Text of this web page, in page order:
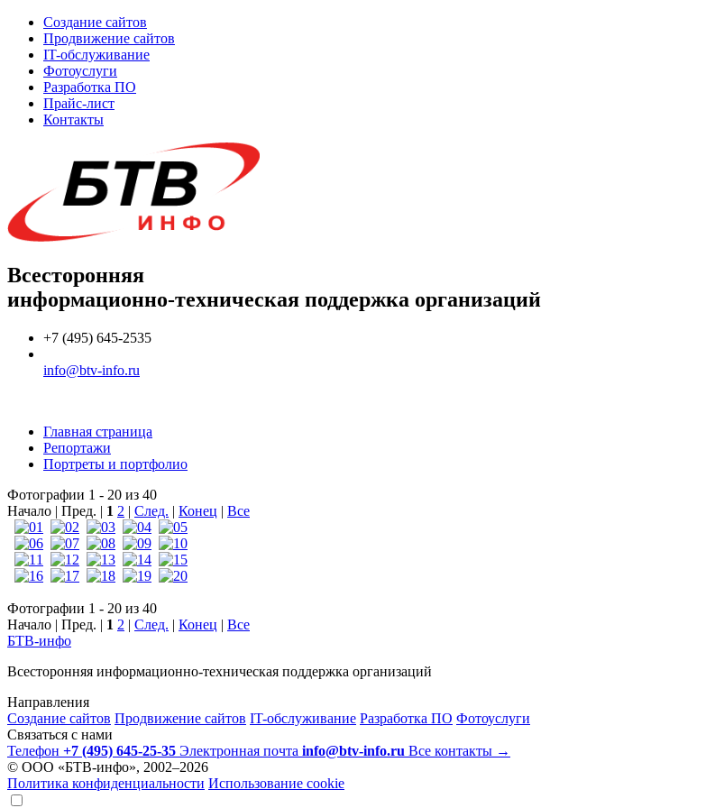
Создание сайтов
Продвижение сайтов
IT-обслуживание
Фотоуслуги
Разработка ПО
Прайс-лист
Контакты
Всесторонняя
информационно-техническая поддержка организаций
+7 (495) 645-2535
info@btv-info.ru
Главная страница
Репортажи
Портреты и портфолио
Фотографии 1 - 20 из 40
Начало | Пред. | 1 2 | След. | Конец | Все
Фотографии 1 - 20 из 40
Начало | Пред. | 1 2 | След. | Конец | Все
БТВ-инфо
Всесторонняя информационно-техническая поддержка организаций
Направления
Создание сайтов Продвижение сайтов IT-обслуживание Разработка ПО Фотоуслуги
Связаться с нами
Телефон +7 (495) 645-25-35 Электронная почта info@btv-info.ru Все контакты →
© ООО «БТВ-инфо», 2002–2026
Политика конфиденциальности Использование cookie